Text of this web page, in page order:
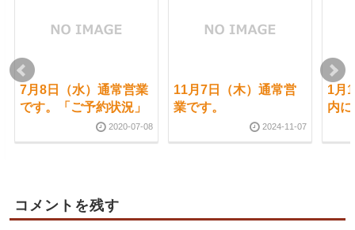
7月8日（水）通常営業
です。「ご予約状況」
2020-07-08
11月7日（木）通常営
業です。
2024-11-07
1月
内
コメントを残す